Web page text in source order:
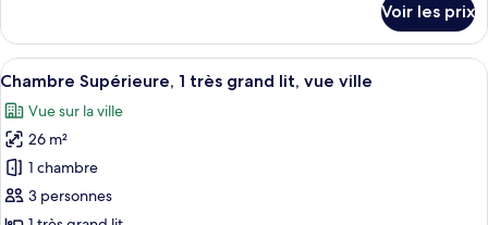
View
le
type
de
Deluxe
Room,
City
View
Voir les prix
Afficher
toutes
les
photos
pour
ce
type
Chambre Supérieure, 1 très grand lit,
7
Chambre Supérieure, 1 très grand lit, vue ville
Vue sur la ville
26 m²
1 chambre
3 personnes